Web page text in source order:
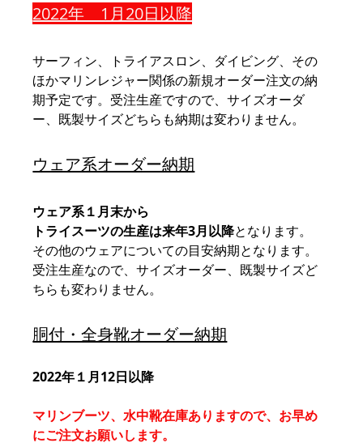
2022年　1月20日以降
サーフィン、トライアスロン、ダイビング、その
ほかマリンレジャー関係の新規オーダー注文の納
期予定です。受注生産ですので、サイズオーダ
ー、既製サイズどちらも納期は変わりません。
ウェア系オーダー納期
ウェア系１月末から
トライスーツの生産は来年3月以降となります。
その他のウェアについての目安納期となります。
受注生産なので、サイズオーダー、既製サイズど
ちらも変わりません。
胴付・全身靴オーダー納期
2022年１月12日以降
マリンブーツ、水中靴在庫ありますので、お早め
にご注文お願いします。